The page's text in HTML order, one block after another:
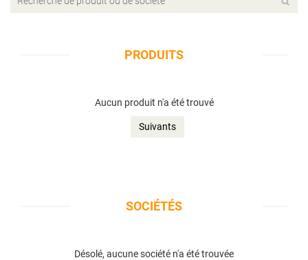
PRODUITS
Aucun produit n'a été trouvé
Suivants
SOCIÉTÉS
Désolé, aucune société n'a été trouvée